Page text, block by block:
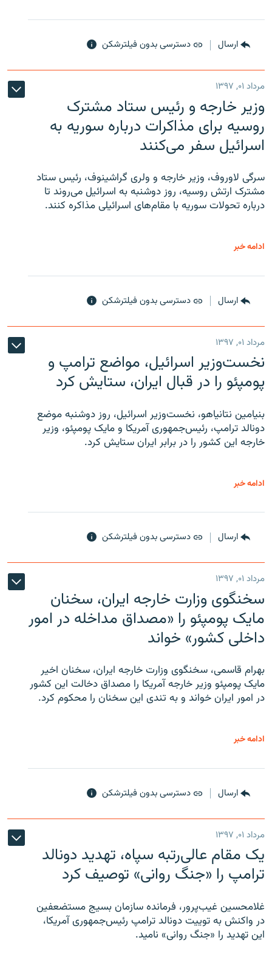
ارسال دسترسی بدون فیلترشکن
مرداد ۰۱, ۱۳۹۷
وزیر خارجه و رئیس‌ ستاد مشترک
روسیه برای مذاکرات درباره سوریه به
اسرائیل سفر می‌کنند
سرگی لاوروف، وزیر خارجه و ولری گراشینوف، رئیس ستاد
مشترک ارتش روسیه، روز دوشنبه به اسرائیل می‌روند تا
درباره تحولات سوریه با مقام‌های اسرائیلی مذاکره کنند.
ادامه خبر
ارسال دسترسی بدون فیلترشکن
مرداد ۰۱, ۱۳۹۷
نخست‌وزیر اسرائیل، مواضع ترامپ و
پومپئو را در قبال ایران، ستایش کرد
بنیامین نتانیاهو، نخست‌وزیر اسرائیل، روز دوشنبه موضع
دونالد ترامپ، رئیس‌جمهوری آمریکا و مایک پومپئو، وزیر
خارجه این کشور را در برابر ایران ستایش کرد.
ادامه خبر
ارسال دسترسی بدون فیلترشکن
مرداد ۰۱, ۱۳۹۷
سخنگوی وزارت خارجه ایران، سخنان
مایک پومپئو را «مصداق مداخله در امور
داخلی کشور» خواند
بهرام قاسمی، سخنگوی وزارت خارجه ایران، سخنان اخیر
مایک پومپئو وزیر خارجه آمریکا را مصداق دخالت این کشور
در امور ایران خواند و به تندی این سخنان را محکوم کرد.
ادامه خبر
ارسال دسترسی بدون فیلترشکن
مرداد ۰۱, ۱۳۹۷
یک مقام عالی‌رتبه سپاه، تهدید دونالد
ترامپ را «جنگ روانی» توصیف کرد
غلامحسین غیب‌پرور، فرمانده سازمان بسیج مستضعفین
در واکنش به توییت دونالد ترامپ رئیس‌جمهوری آمریکا،
این تهدید را «جنگ روانی» نامید.